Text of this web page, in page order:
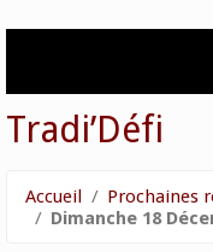
Tradi’Défi
Accueil
Prochaines
Dimanche 18